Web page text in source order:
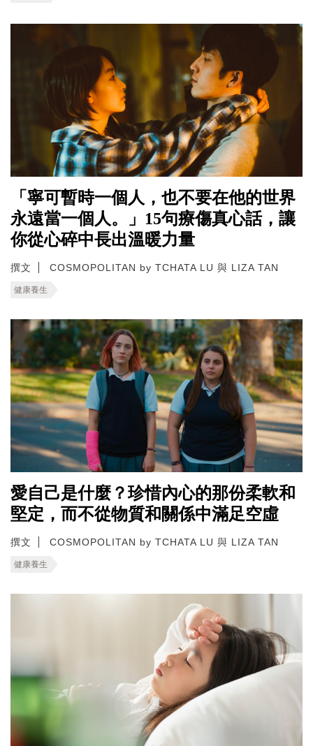
「寧可暫時一個人，也不要在他的世界
永遠當一個人。」15句療傷真心話，讓
你從心碎中長出溫暖力量
撰文 COSMOPOLITAN by TCHATA LU 與 LIZA TAN
健康養生
愛自己是什麼？珍惜內心的那份柔軟和
堅定，而不從物質和關係中滿足空虛
撰文 COSMOPOLITAN by TCHATA LU 與 LIZA TAN
健康養生